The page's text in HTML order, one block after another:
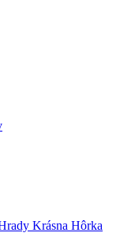
Krásna Hôrka